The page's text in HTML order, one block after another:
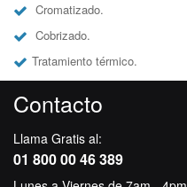
Cromatizado.
Cobrizado.
Tratamiento térmico.
Contacto
Llama Gratis al:
01 800 00 46 389